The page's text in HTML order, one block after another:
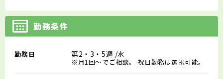
勤務条件
勤務日 第2・3・5週 /水
※月1回～でご相談。 祝日勤務は選択可能。